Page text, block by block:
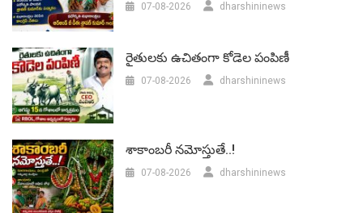
07-08-2026 dharshininews
రైతులకు ఉచితంగా కోడెల పంపిణీ
07-08-2026 dharshininews
శాకాంబరీ నమోస్తుతే..!
07-08-2026 dharshininews